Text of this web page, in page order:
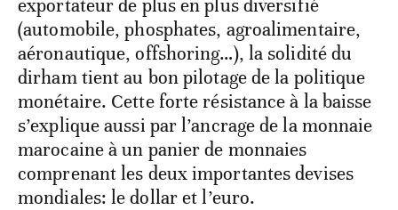
exportateur de plus en plus diversifié
(automobile, phosphates, agroalimentaire,
aéronautique, offshoring…), la solidité du
dirham tient au bon pilotage de la politique
monétaire. Cette forte résistance à la baisse
s’explique aussi par l’ancrage de la monnaie
marocaine à un panier de monnaies
comprenant les deux importantes devises
mondiales: le dollar et l’euro.